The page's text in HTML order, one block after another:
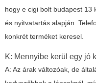
hogy e cigi bolt budapest 13
és nyitvatartás alapján.
konkrét terméket keresel.
K: Mennyibe kerül egy jó
A: Az árak változóak, de